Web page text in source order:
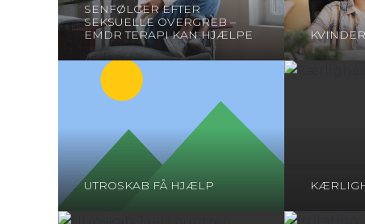
SENFØLGER EFTER
SEKSUELLE OVERGREB –
EMDR TERAPI KAN HJÆLPE
UTROSKAB FÅ HJÆLP